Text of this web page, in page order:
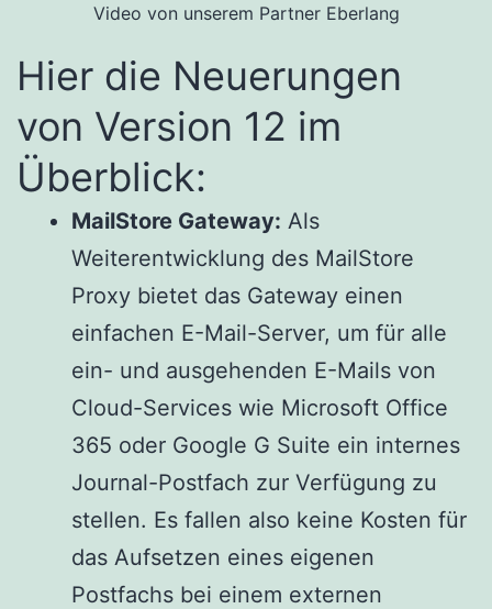
Video von unserem Partner Eberlang
Hier die Neuerungen
von Version 12 im
Überblick:
MailStore Gateway: Als
Weiterentwicklung des MailStore
Proxy bietet das Gateway einen
einfachen E-Mail-Server, um für alle
ein- und ausgehenden E-Mails von
Cloud-Services wie Microsoft Office
365 oder Google G Suite ein internes
Journal-Postfach zur Verfügung zu
stellen. Es fallen also keine Kosten für
das Aufsetzen eines eigenen
Postfachs bei einem externen